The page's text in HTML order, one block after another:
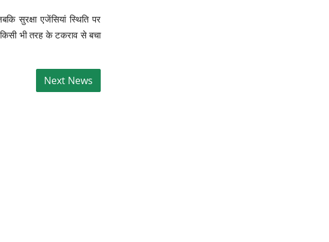
सुरक्षा एजेंसियां स्थिति पर
भी तरह के टकराव से बचा